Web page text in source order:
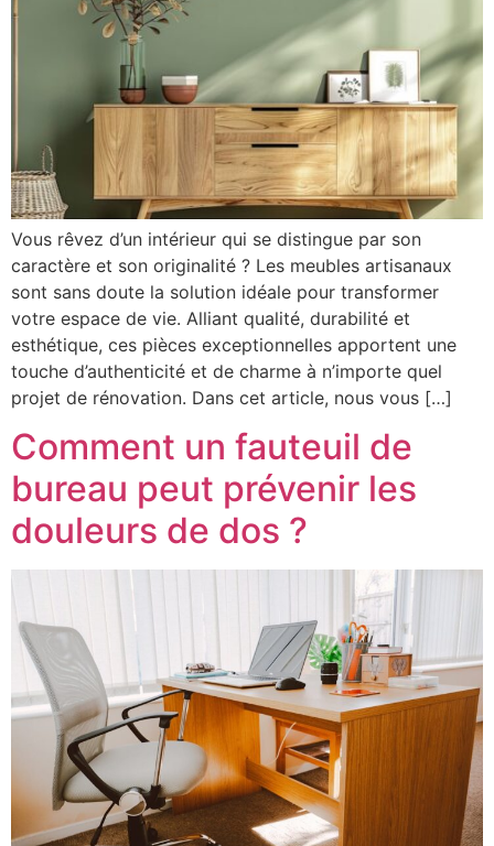
Vous rêvez d’un intérieur qui se distingue par son
caractère et son originalité ? Les meubles artisanaux
sont sans doute la solution idéale pour transformer
votre espace de vie. Alliant qualité, durabilité et
esthétique, ces pièces exceptionnelles apportent une
touche d’authenticité et de charme à n’importe quel
projet de rénovation. Dans cet article, nous vous […]
Comment un fauteuil de
bureau peut prévenir les
douleurs de dos ?